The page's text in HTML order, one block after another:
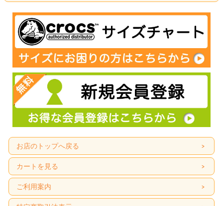
お店のトップへ戻る
カートを見る
ご利用案内